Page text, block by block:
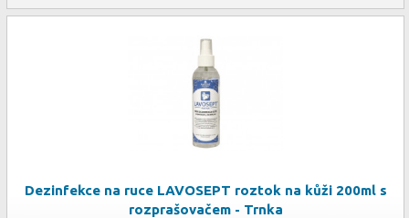
Dezinfekce na ruce LAVOSEPT roztok na kůži 200ml s
rozprašovačem - Trnka